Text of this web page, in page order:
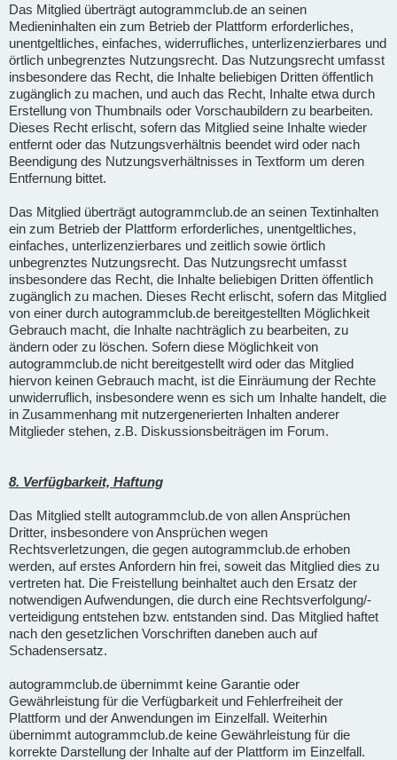
Das Mitglied überträgt autogrammclub.de an seinen
Medieninhalten ein zum Betrieb der Plattform erforderliches,
unentgeltliches, einfaches, widerrufliches, unterlizenzierbares und
örtlich unbegrenztes Nutzungsrecht. Das Nutzungsrecht umfasst
insbesondere das Recht, die Inhalte beliebigen Dritten öffentlich
zugänglich zu machen, und auch das Recht, Inhalte etwa durch
Erstellung von Thumbnails oder Vorschaubildern zu bearbeiten.
Dieses Recht erlischt, sofern das Mitglied seine Inhalte wieder
entfernt oder das Nutzungsverhältnis beendet wird oder nach
Beendigung des Nutzungsverhältnisses in Textform um deren
Entfernung bittet.
Das Mitglied überträgt autogrammclub.de an seinen Textinhalten
ein zum Betrieb der Plattform erforderliches, unentgeltliches,
einfaches, unterlizenzierbares und zeitlich sowie örtlich
unbegrenztes Nutzungsrecht. Das Nutzungsrecht umfasst
insbesondere das Recht, die Inhalte beliebigen Dritten öffentlich
zugänglich zu machen. Dieses Recht erlischt, sofern das Mitglied
von einer durch autogrammclub.de bereitgestellten Möglichkeit
Gebrauch macht, die Inhalte nachträglich zu bearbeiten, zu
ändern oder zu löschen. Sofern diese Möglichkeit von
autogrammclub.de nicht bereitgestellt wird oder das Mitglied
hiervon keinen Gebrauch macht, ist die Einräumung der Rechte
unwiderruflich, insbesondere wenn es sich um Inhalte handelt, die
in Zusammenhang mit nutzergenerierten Inhalten anderer
Mitglieder stehen, z.B. Diskussionsbeiträgen im Forum.
8. Verfügbarkeit, Haftung
Das Mitglied stellt autogrammclub.de von allen Ansprüchen
Dritter, insbesondere von Ansprüchen wegen
Rechtsverletzungen, die gegen autogrammclub.de erhoben
werden, auf erstes Anfordern hin frei, soweit das Mitglied dies zu
vertreten hat. Die Freistellung beinhaltet auch den Ersatz der
notwendigen Aufwendungen, die durch eine Rechtsverfolgung/-
verteidigung entstehen bzw. entstanden sind. Das Mitglied haftet
nach den gesetzlichen Vorschriften daneben auch auf
Schadensersatz.
autogrammclub.de übernimmt keine Garantie oder
Gewährleistung für die Verfügbarkeit und Fehlerfreiheit der
Plattform und der Anwendungen im Einzelfall. Weiterhin
übernimmt autogrammclub.de keine Gewährleistung für die
korrekte Darstellung der Inhalte auf der Plattform im Einzelfall.